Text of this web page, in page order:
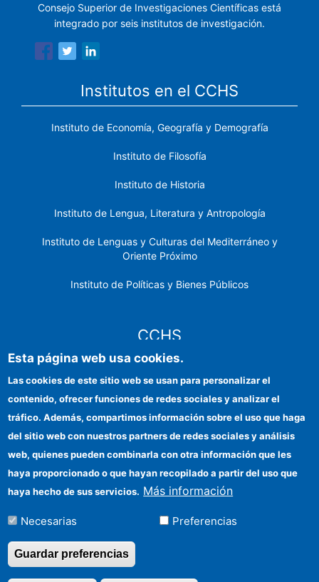
Consejo Superior de Investigaciones Científicas está
integrado por seis institutos de investigación.
Institutos en el CCHS
Instituto de Economía, Geografía y Demografía
Instituto de Filosofía
Instituto de Historia
Instituto de Lengua, Literatura y Antropología
Instituto de Lenguas y Culturas del Mediterráneo y
Oriente Próximo
Instituto de Políticas y Bienes Públicos
CCHS
Identidad institucional
Ayudas FEDER
Organismos financiadores
Contacto
Cómo llegar
Esta página web usa cookies.
Las cookies de este sitio web se usan para personalizar el
contenido, ofrecer funciones de redes sociales y analizar el
tráfico. Además, compartimos información sobre el uso que haga
del sitio web con nuestros partners de redes sociales y análisis
web, quienes pueden combinarla con otra información que les
haya proporcionado o que hayan recopilado a partir del uso que
haya hecho de sus servicios. Más información
Necesarias Preferencias
Guardar preferencias